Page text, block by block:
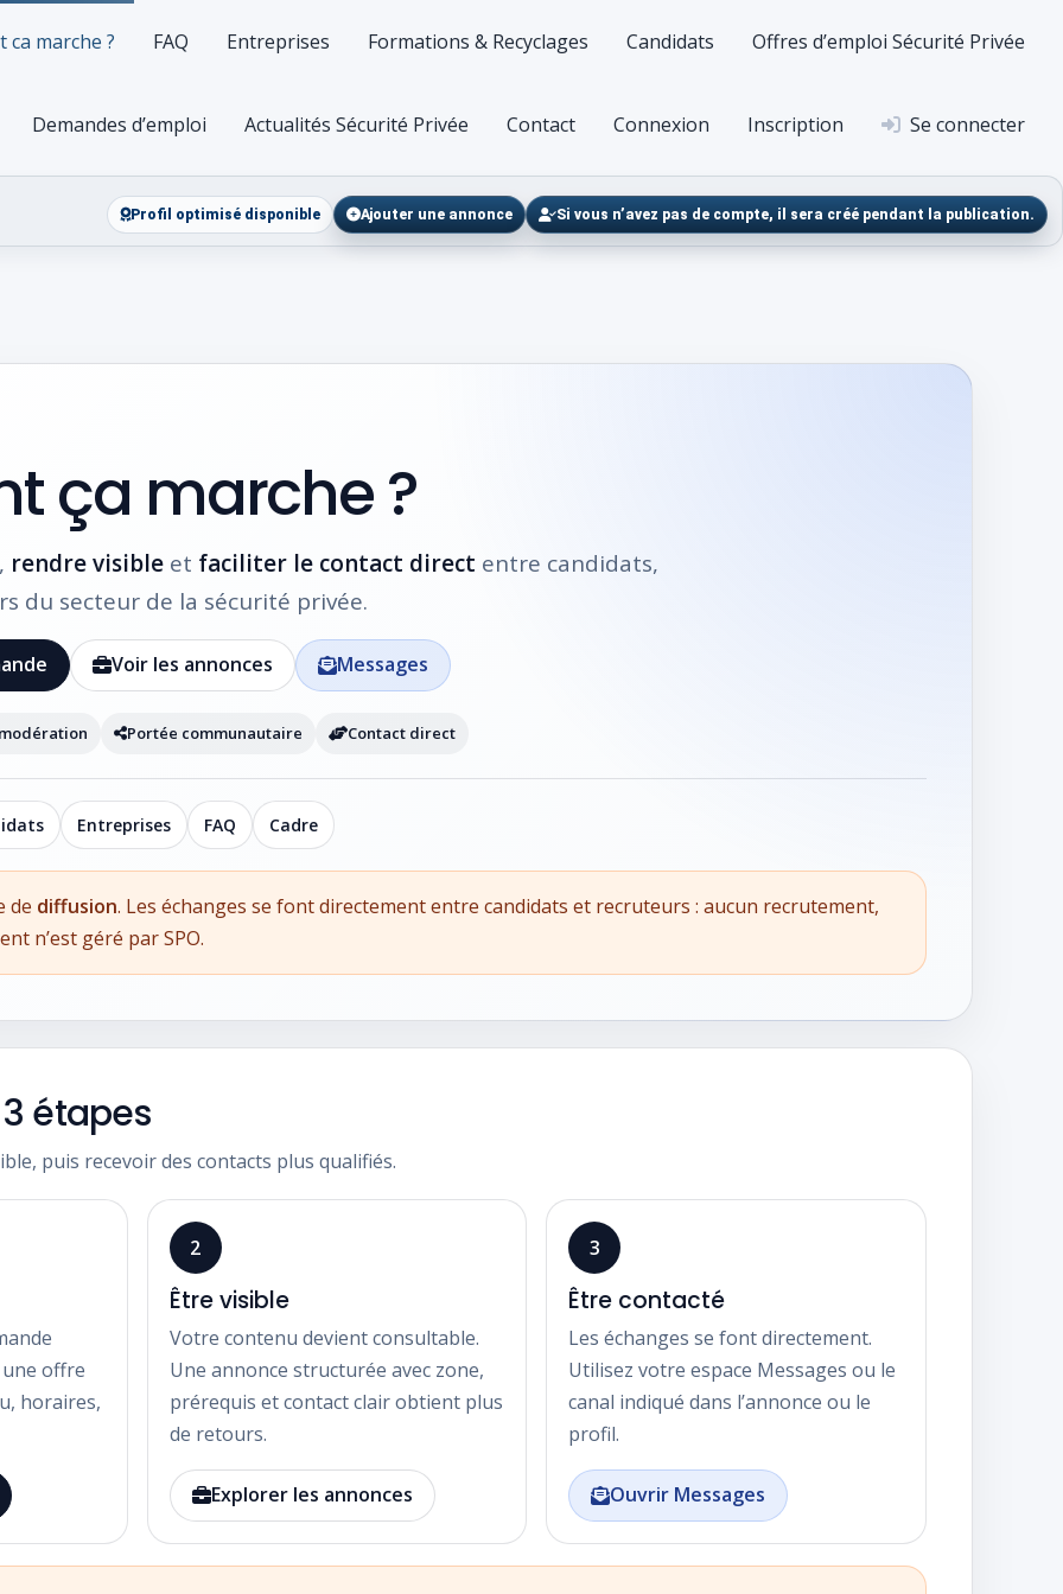
ca marche ? FAQ Entreprises Formations & Recyclages Candidats Offres d’emploi Sécurité Privée
Demandes d’emploi Actualités Sécurité Privée Contact Connexion Inscription Se connecter
Profil optimisé disponible Ajouter une annonce Si vous n’avez pas de compte, il sera créé pendant la publication.
ça marche ?
, rendre visible et faciliter le contact direct entre candidats,
du secteur de la sécurité privée.
Voir les annonces Messages
Portée communautaire Contact direct
Entreprises FAQ Cadre
de diffusion. Les échanges se font directement entre candidats et recruteurs : aucun recrutement,
n’est géré par SPO.
étapes
puis recevoir des contacts plus qualifiés.
offre
horaires,
2
Être visible
Votre contenu devient consultable.
Une annonce structurée avec zone,
prérequis et contact clair obtient plus
de retours.
Explorer les annonces
3
Être contacté
Les échanges se font directement.
Utilisez votre espace Messages ou le
canal indiqué dans l’annonce ou le
profil.
Ouvrir Messages